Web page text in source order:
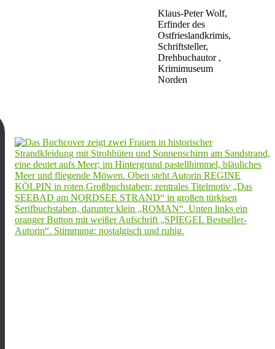
Klaus-Peter Wolf,
Erfinder des
Ostfrieslandkrimis,
Schriftsteller,
Drehbuchautor ,
Krimimuseum
Norden